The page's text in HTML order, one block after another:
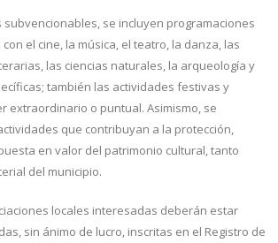
subvencionables, se incluyen programaciones
el cine, la música, el teatro, la danza, las
las ciencias naturales, la arqueología y
; también las actividades festivas y
extraordinario o puntual. Asimismo, se
que contribuyan a la protección,
en valor del patrimonio cultural, tanto
del municipio.
locales interesadas deberán estar
sin ánimo de lucro, inscritas en el Registro de